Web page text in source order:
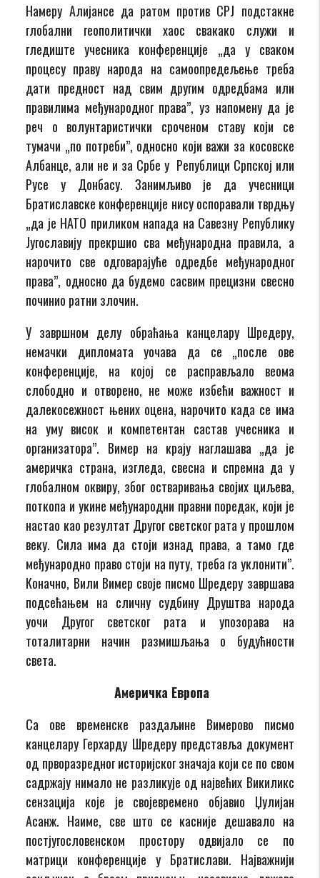
Намеру Алијансе да ратом против СРЈ подстакне
глобални геополитички хаос свакако служи и
гледиште учесника конференције „да у сваком
процесу праву народа на самоопредељење треба
дати предност над свим другим одредбама или
правилима међународног права”, уз напомену да је
реч о волунтаристички сроченом ставу који се
тумачи „по потреби”, односно који важи за косовске
Албанце, али не и за Србе у Републици Српској или
Русе у Донбасу. Занимљиво је да учесници
Братиславске конференције нису оспоравали тврдњу
„да је НАТО приликом напада на Савезну Републику
Југославију прекршио сва међународна правила, а
нарочито све одговарајуће одредбе међународног
права”, односно да будемо сасвим прецизни свесно
починио ратни злочин.
У завршном делу обраћања канцелару Шредеру,
немачки дипломата уочава да се „после ове
конференције, на којој се расправљало веома
слободно и отворено, не може избећи важност и
далекосежност њених оцена, нарочито када се има
на уму висок и компетентан састав учесника и
организатора”. Вимер на крају наглашава „да је
америчка страна, изгледа, свесна и спремна да у
глобалном оквиру, због остваривања својих циљева,
поткопа и укине међународни правни поредак, који је
настао као резултат Другог светског рата у прошлом
веку. Сила има да стоји изнад права, а тамо где
међународно право стоји на путу, треба га уклонити”.
Коначно, Вили Вимер своје писмо Шредеру завршава
подсећањем на сличну судбину Друштва народа
уочи Другог светског рата и упозорава на
тоталитарни начин размишљања о будућности
света.
Америчка Европа
Са ове временске раздаљине Вимерово писмо
канцелару Герхарду Шредеру представља документ
од прворазредног историјског значаја који се по свом
садржају нимало не разликује од највећих Викиликс
сензација које је својевремено објавио Џулијан
Асанж. Наиме, све што се касније дешавало на
постјугословенском простору одвијало се по
матрици конференције у Братислави. Најважнији